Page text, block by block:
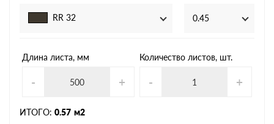
RR 32 0.45
Длина листа, мм
- +
Количество листов, шт.
- +
ИТОГО: 0.57 м2